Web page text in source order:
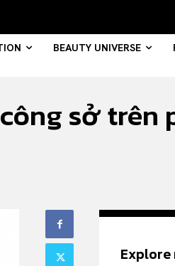
BEAUTY UNIVERSE
sở
Explore